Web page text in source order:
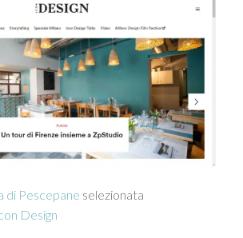
di Pescepane selezionata
Design